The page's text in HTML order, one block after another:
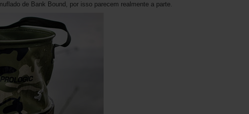
de Bank Bound, por isso parecem realmente a parte.